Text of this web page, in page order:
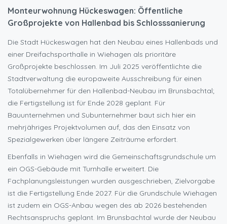
Monteurwohnung Hückeswagen: Öffentliche
Großprojekte von Hallenbad bis Schlosssanierung
Die Stadt Hückeswagen hat den Neubau eines Hallenbads und
einer Dreifachsporthalle in Wiehagen als prioritäre
Großprojekte beschlossen. Im Juli 2025 veröffentlichte die
Stadtverwaltung die europaweite Ausschreibung für einen
Totalübernehmer für den Hallenbad-Neubau im Brunsbachtal;
die Fertigstellung ist für Ende 2028 geplant. Für
Bauunternehmen und Subunternehmer baut sich hier ein
mehrjähriges Projektvolumen auf, das den Einsatz von
Spezialgewerken über längere Zeiträume erfordert.
Ebenfalls in Wiehagen wird die Gemeinschaftsgrundschule um
ein OGS-Gebäude mit Turnhalle erweitert. Die
Fachplanungsleistungen wurden ausgeschrieben, Zielvorgabe
ist die Fertigstellung Ende 2027. Für die Grundschule Wiehagen
ist zudem ein OGS-Anbau wegen des ab 2026 bestehenden
Rechtsanspruchs geplant. Im Brunsbachtal wurde der Neubau